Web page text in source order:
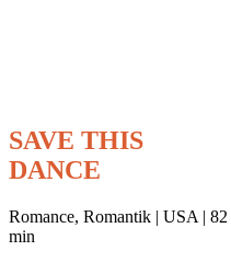
SAVE THIS
DANCE
Romance, Romantik | USA | 82
min